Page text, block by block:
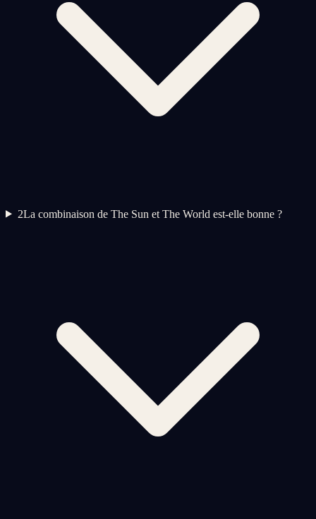
2La combinaison de The Sun et The World est-elle bonne ?